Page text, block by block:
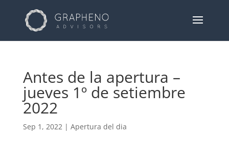
Antes de la apertura –
jueves 1º de setiembre
2022
Sep 1, 2022| Apertura del dia